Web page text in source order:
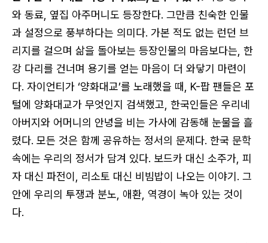
와 동료, 옆집 아주머니도 등장한다. 그만큼 친숙한 인물
과 설정으로 풍부하다는 의미다. 가본 적도 없는 런던 브
리지를 걸으며 삶을 돌아보는 등장인물의 마음보다는, 한
강 다리를 건너며 용기를 얻는 마음이 더 와닿기 마련이
다. 자이언티가 ‘양화대교’를 노래했을 때, K-팝 팬들은 포
털에 양화대교가 무엇인지 검색했고, 한국인들은 우리네
아버지와 어머니의 안녕을 비는 가사에 감동해 눈물을 흘
렸다. 모든 것은 함께 공유하는 정서의 문제다. 한국 문학
속에는 우리의 정서가 담겨 있다. 보드카 대신 소주가, 피
자 대신 파전이, 리소토 대신 비빔밥이 나오는 이야기. 그
안에 우리의 투쟁과 분노, 애환, 역경이 녹아 있는 것이
다.